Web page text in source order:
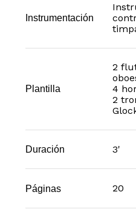
Instrumentación
Plantilla
2
4
2
Duración 3'
Páginas 20